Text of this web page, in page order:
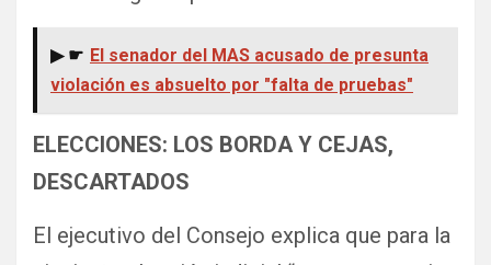
▶ ☛ El senador del MAS acusado de presunta
violación es absuelto por "falta de pruebas"
ELECCIONES: LOS BORDA Y CEJAS,
DESCARTADOS
El ejecutivo del Consejo explica que para la